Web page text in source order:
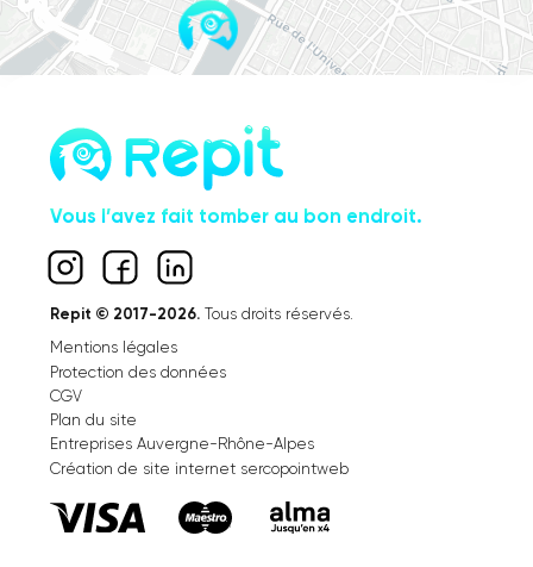
Vous l’avez fait tomber au bon endroit.
Repit © 2017-2026. Tous droits réservés.
Mentions légales
Protection des données
CGV
Plan du site
Entreprises Auvergne-Rhône-Alpes
Création de site internet sercopointweb